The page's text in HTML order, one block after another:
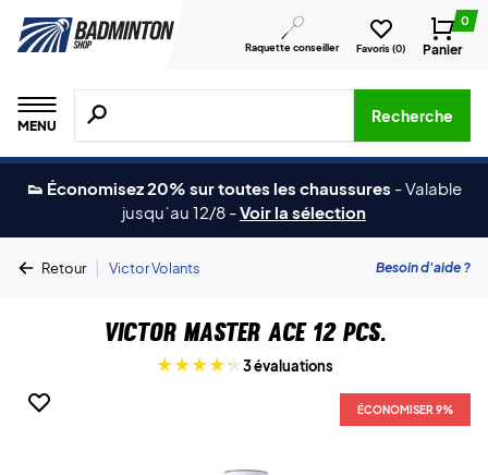
Raquette conseiller Favoris (0)
0
Panier
MENU
Recherche de produits, de marques, etc.
Recherche
👟 Économisez 20% sur toutes les chaussures -Valable
jusqu´au 12/8 -Voir la sélection
Retour | Victor Volants Besoin d'aide ?
Victor Master Ace 12 pcs.
3 évaluations
ÉCONOMISER 9%